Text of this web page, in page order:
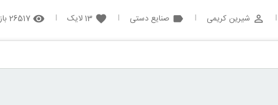
perm_identity شیرین کریمی label صنایع دستی favorite
13لایک remove_red_eye 26517 بازدید